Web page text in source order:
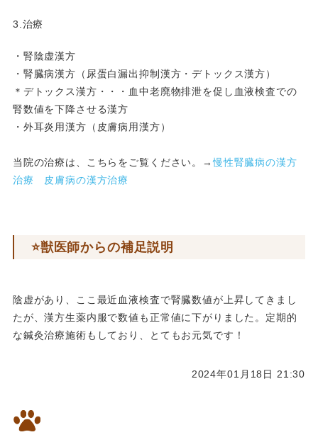
3.治療
・腎陰虚漢方
・腎臓病漢方（尿蛋白漏出抑制漢方・デトックス漢方）
＊デトックス漢方・・・血中老廃物排泄を促し血液検査での
腎数値を下降させる漢方
・外耳炎用漢方（皮膚病用漢方）
当院の治療は、こちらをご覧ください。→慢性腎臓病の漢方
治療
皮膚病の漢方治療
⭐️獣医師からの補足説明
陰虚があり、ここ最近血液検査で腎臓数値が上昇してきまし
たが、漢方生薬内服で数値も正常値に下がりました。定期的
な鍼灸治療施術もしており、とてもお元気です！
2024年01月18日 21:30